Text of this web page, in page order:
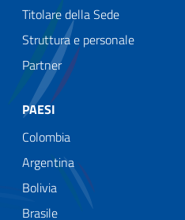
Titolare della Sede
Struttura e personale
Partner
PAESI
Colombia
Argentina
Bolivia
Brasile